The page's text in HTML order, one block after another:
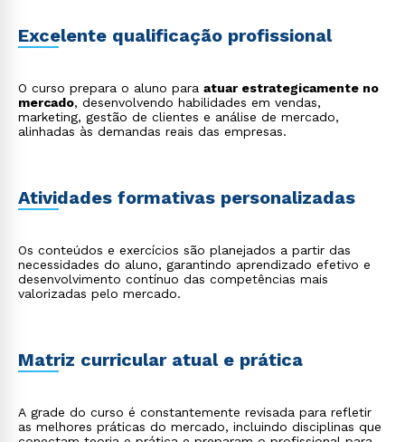
comercial: atuação em nichos emergentes, como
marketplaces, soluções omnichannel e novos
Excelente qualificação profissional
O curso prepara o aluno para atuar estrategicamente no
mercado, desenvolvendo habilidades em vendas,
marketing, gestão de clientes e análise de mercado,
alinhadas às demandas reais das empresas.
Atividades formativas personalizadas
Os conteúdos e exercícios são planejados a partir das
necessidades do aluno, garantindo aprendizado efetivo e
desenvolvimento contínuo das competências mais
valorizadas pelo mercado.
Matriz curricular atual e prática
A grade do curso é constantemente revisada para refletir
as melhores práticas do mercado, incluindo disciplinas que